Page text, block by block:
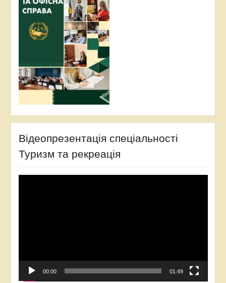
Відеопрезентація спеціальності
Туризм та рекреація
00:00 01:49